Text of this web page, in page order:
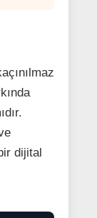
dijital